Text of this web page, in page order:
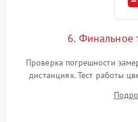
6. Финальное
Проверка погрешности
дистанциях. Тест работы
термограмм в память и
автономности работы и